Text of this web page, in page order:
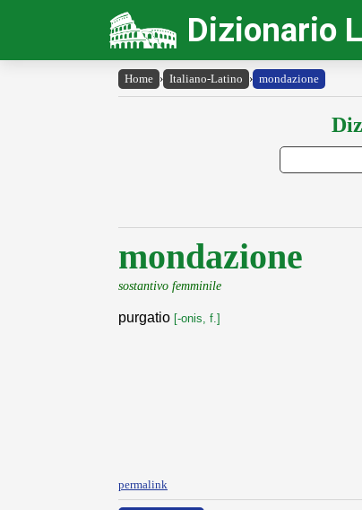
Dizionario
Home › Italiano-Latino › mondazione
mondazione
sostantivo femminile
purgatio [-onis, f.]
permalink